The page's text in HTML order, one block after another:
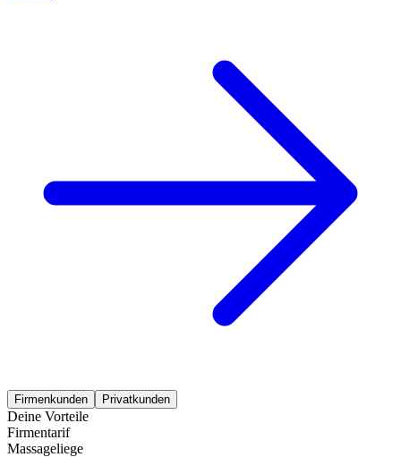
Firmenkunden Privatkunden
Deine Vorteile
Firmentarif
Massageliege